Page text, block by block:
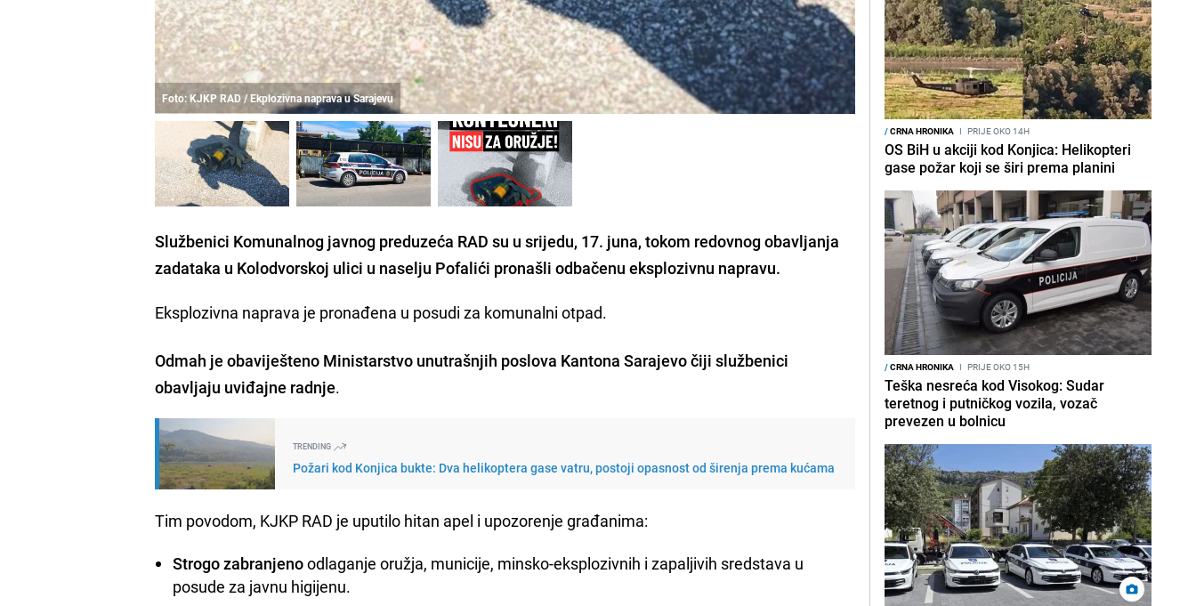
Foto: KJKP RAD / Ekplozivna naprava u Sarajevu
Službenici Komunalnog javnog preduzeća RAD su u srijedu, 17. juna, tokom redovnog obavljanja
zadataka u Kolodvorskoj ulici u naselju Pofalići pronašli odbačenu eksplozivnu napravu.
Eksplozivna naprava je pronađena u posudi za komunalni otpad.
Odmah je obaviješteno Ministarstvo unutrašnjih poslova Kantona Sarajevo čiji službenici
obavljaju uviđajne radnje.
TRENDING
Požari kod Konjica bukte: Dva helikoptera gase vatru, postoji opasnost od širenja prema kućama
Tim povodom, KJKP RAD je uputilo hitan apel i upozorenje građanima:
Strogo zabranjenoodlaganje oružja, municije, minsko-eksplozivnih i zapaljivih sredstava u
posude za javnu higijenu.
/CRNA HRONIKA I PRIJE OKO 14H
OS BiH u akciji kod Konjica: Helikopteri
gase požar koji se širi prema planini
/CRNA HRONIKA I PRIJE OKO 15H
Teška nesreća kod Visokog: Sudar
teretnog i putničkog vozila, vozač
prevezen u bolnicu